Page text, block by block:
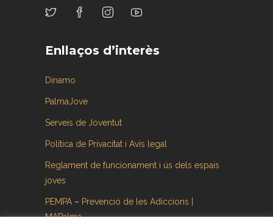
Enllaços d’interès
Dinamo
PalmaJove
Serveis de Joventut
Política de Privacitat i Avís legal
Reglament de funcionament i ús dels espais
joves
PEMPA – Prevenció de les Adiccions |